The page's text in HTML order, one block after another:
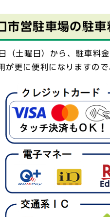
市営駐車場の駐
（土曜日）から、駐車料
が更に便利になりますので